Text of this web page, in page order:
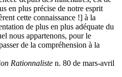
en plus précise de notre esprit
cette connaissance !] à la
de plus en plus adéquate du
nous appartenons, pour le
de la compréhension à la
Rationnaliste n. 80 de mars-avril